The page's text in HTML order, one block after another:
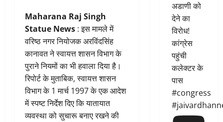
Maharana Raj Singh
Statue News : इस मामले में
वरिष्ठ नगर नियोजक अरविंदसिंह
कानावत ने स्वायत्त शासन विभाग के
पुराने नियमों का भी हवाला दिया है।
रिपोर्ट के मुताबिक, स्वायत्त शासन
विभाग के 1 मार्च 1997 के एक आदेश
में स्पष्ट निर्देश दिए कि यातायात
व्यवस्था को सुचारू बनाए रखने की
अडाणी को
देने का
विरोध!
कांग्रेस
पहुंची
कलेक्टर के
पास
#congress